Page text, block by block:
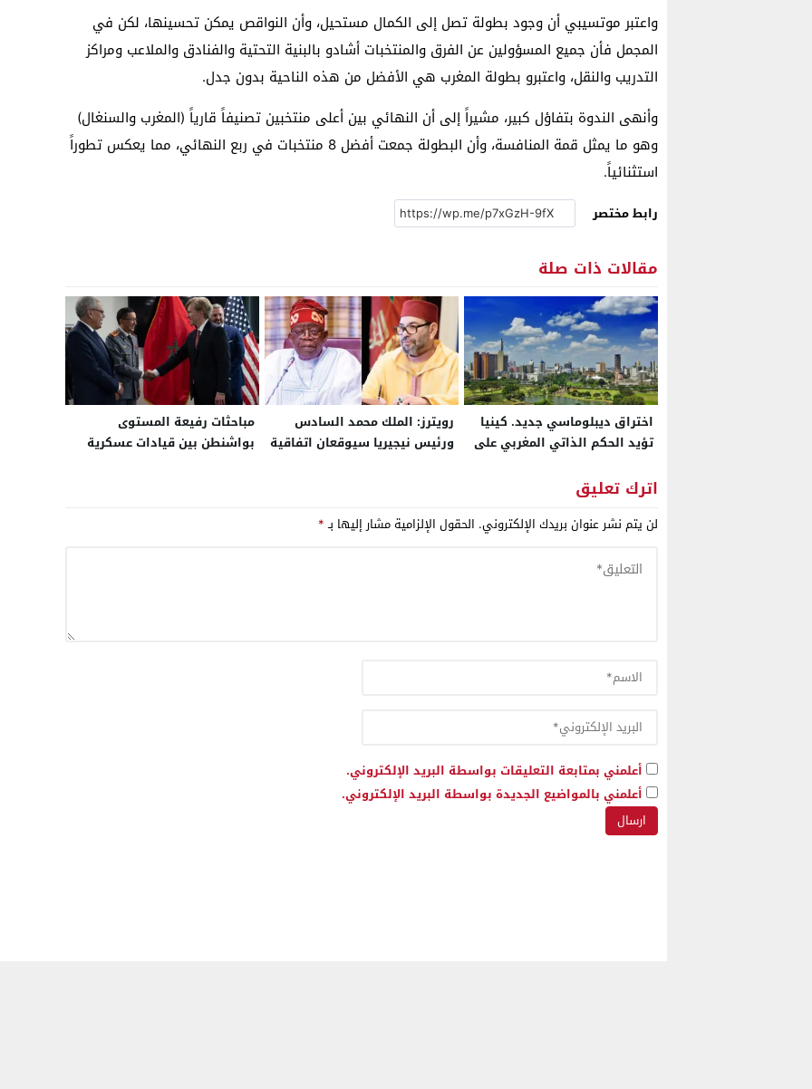
واعتبر موتسيبي أن وجود بطولة تصل إلى الكمال مستحيل، وأن النواقص يمكن تحسينها، لكن في
المجمل فأن جميع المسؤولين عن الفرق والمنتخبات أشادو بالبنية التحتية والفنادق والملاعب ومراكز
التدريب والنقل، واعتبرو بطولة المغرب هي الأفضل من هذه الناحية بدون جدل.
وأنهى الندوة بتفاؤل كبير، مشيراً إلى أن النهائي بين أعلى منتخبين تصنيفاً قارياً (المغرب والسنغال)
وهو ما يمثل قمة المنافسة، وأن البطولة جمعت أفضل 8 منتخبات في ربع النهائي، مما يعكس تطوراً
استثنائياً.
رابط مختصر
مقالات ذات صلة
اختراق ديبلوماسي جديد. كينيا
تؤيد الحكم الذاتي المغربي على
رويترز: الملك محمد السادس
ورئيس نيجيريا سيوقعان اتفاقية
مباحثات رفيعة المستوى
بواشنطن بين قيادات عسكرية
اترك تعليق
لن يتم نشر عنوان بريدك الإلكتروني. الحقول الإلزامية مشار إليها بـ*
أعلمني بمتابعة التعليقات بواسطة البريد الإلكتروني.
أعلمني بالمواضيع الجديدة بواسطة البريد الإلكتروني.